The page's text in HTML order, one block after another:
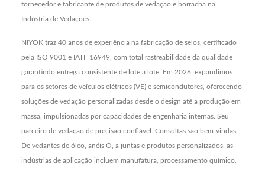
fornecedor e fabricante de produtos de vedação e borracha na
Indústria de Vedações.
NIYOK traz 40 anos de experiência na fabricação de selos, certificado
pela ISO 9001 e IATF 16949, com total rastreabilidade da qualidade
garantindo entrega consistente de lote a lote. Em 2026, expandimos
para os setores de veículos elétricos (VE) e semicondutores, oferecendo
soluções de vedação personalizadas desde o design até a produção em
massa, impulsionadas por capacidades de engenharia internas. Seu
parceiro de vedação de precisão confiável. Consultas são bem-vindas.
De vedantes de óleo, anéis O, a juntas e produtos personalizados, as
indústrias de aplicação incluem manufatura, processamento químico,